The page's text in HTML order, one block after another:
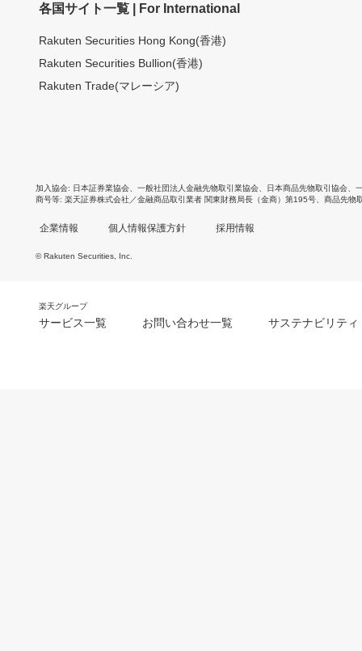
各国サイト一覧 | For International
Rakuten Securities Hong Kong(香港)
Rakuten Securities Bullion(香港)
Rakuten Trade(マレーシア)
加入協会 日本証券業協会 一般社団法人金融先物取引業協会 日本商品先物取引協会
商号等 楽天証券株式会社／金融商品取引業者 関東財務局長（金商）第195号、商品先物
企業情報 個人情報保護方針 採用情報
© Rakuten Securities, Inc.
楽天グループ
サービス一覧 お問い合わせ一覧 サステナビリティ